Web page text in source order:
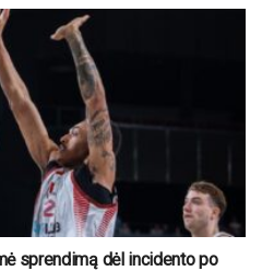
sprendimą dėl incidento po